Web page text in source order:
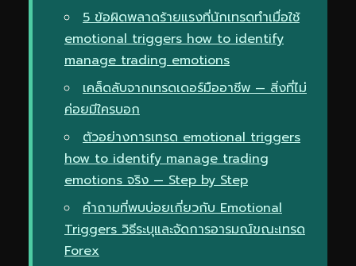
5 ข้อผิดพลาดร้ายแรงที่นักเทรดทำเมื่อใช้
emotional triggers how to identify
manage trading emotions
เคล็ดลับจากเทรดเดอร์มืออาชีพ — สิ่งที่ไม่
ค่อยมีใครบอก
ตัวอย่างการเทรด emotional triggers
how to identify manage trading
emotions จริง — Step by Step
คำถามที่พบบ่อยเกี่ยวกับ Emotional
Triggers วิธีระบุและจัดการอารมณ์ขณะเทรด
Forex